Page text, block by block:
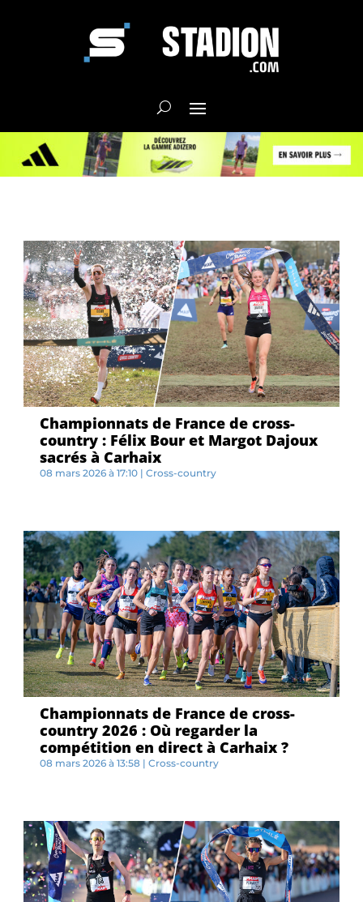
Championnats de France de cross-
country : Félix Bour et Margot Dajoux
sacrés à Carhaix
08 mars 2026 à 17:10 | Cross-country
Championnats de France de cross-
country 2026 : Où regarder la
compétition en direct à Carhaix ?
08 mars 2026 à 13:58 | Cross-country